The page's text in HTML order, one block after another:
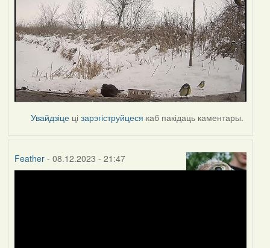
Увайдзіце цізарэгіструйцеся каб пакідаць каментары.
Feather- 08.12.2023 - 21:47